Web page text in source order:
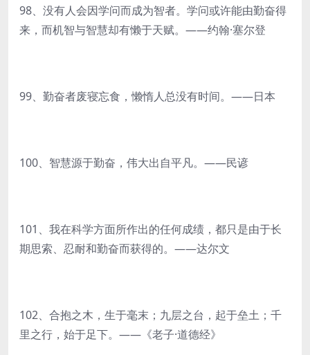
98、没有人会因学问而成为智者。学问或许能由勤奋得
来，而机智与智慧却有懒于天赋。——约翰·塞尔登
99、勤奋者废寝忘食，懒惰人总没有时间。——日本
100、智慧源于勤奋，伟大出自平凡。——民谚
101、我在科学方面所作出的任何成绩，都只是由于长
期思索、忍耐和勤奋而获得的。——达尔文
102、合抱之木，生于毫末；九层之台，起于垒土；千
里之行，始于足下。——《老子·道德经》